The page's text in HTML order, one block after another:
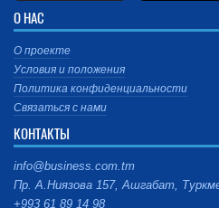
О НАС
О проекте
Условия и положения
Политика конфиденциальности
Связаться с нами
КОНТАКТЫ
info@business.com.tm
Пр. А.Ниязова 157, Ашгабат,
+993 61 89 14 98